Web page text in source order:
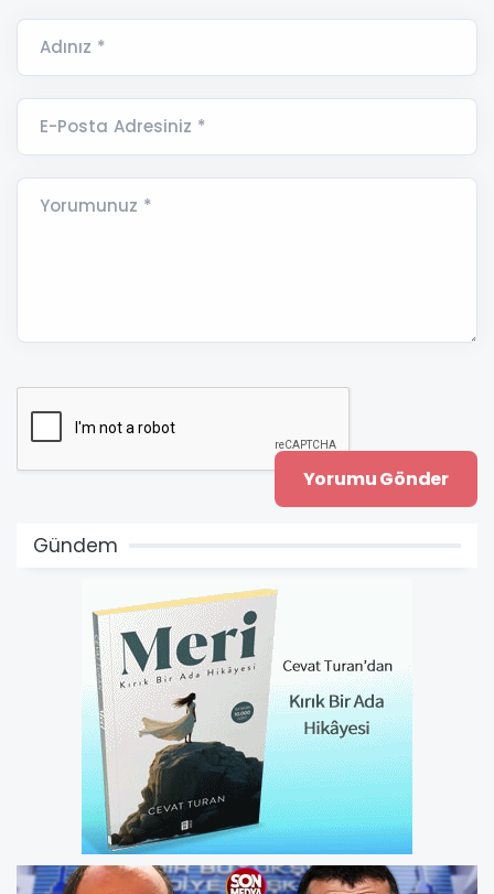
Adınız *
E-Posta Adresiniz *
Yorumunuz *
Gündem